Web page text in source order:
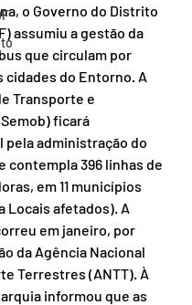
o Governo do Distrito
assumiu a gestão da
que circulam por
cidades do Entorno. A
Transporte e
ficará
pela administração do
contempla 396 linhas de
em 11 municípios
Locais afetados). A
em janeiro, por
da Agência Nacional
Terrestres (ANTT). À
informou que as